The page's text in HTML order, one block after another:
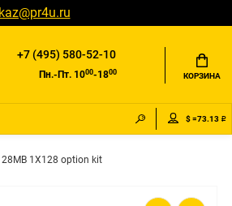
+7 (495) 580-52-10
Пн.-Пт. 1000-1800 КОРЗИНА
$ =73.13 ₽
1X128 option kit